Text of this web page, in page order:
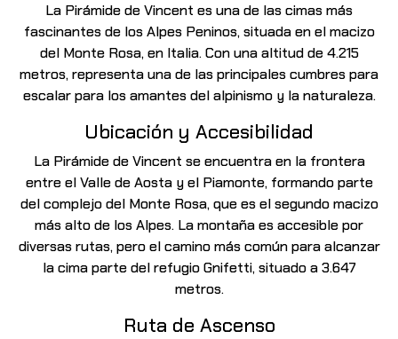
La Pirámide de Vincent es una de las cimas más
fascinantes de los Alpes Peninos, situada en el macizo
del Monte Rosa, en Italia. Con una altitud de 4.215
metros, representa una de las principales cumbres para
escalar para los amantes del alpinismo y la naturaleza.
Ubicación y Accesibilidad
La Pirámide de Vincent se encuentra en la frontera
entre el Valle de Aosta y el Piamonte, formando parte
del complejo del Monte Rosa, que es el segundo macizo
más alto de los Alpes. La montaña es accesible por
diversas rutas, pero el camino más común para alcanzar
la cima parte del refugio Gnifetti, situado a 3.647
metros.
Ruta de Ascenso